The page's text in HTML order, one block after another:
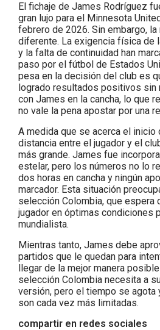
El fichaje de James Rodríguez
gran lujo para el Minnesota
febrero de 2026. Sin embargo,
diferente. La exigencia física de
y la falta de continuidad han
paso por el fútbol de Estados
pesa en la decisión del club es
logrado resultados positivos sin
con James en la cancha, lo que
no vale la pena apostar por una
A medida que se acerca el inicio
distancia entre el jugador y el
más grande. James fue
estelar, pero los números no lo
dos horas en cancha y ningún
marcador. Esta situación
selección Colombia, que espera
jugador en óptimas condiciones
mundialista.
Mientras tanto, James debe
partidos que le quedan para
llegar de la mejor manera
selección Colombia necesita a
versión, pero el tiempo se agota
son cada vez más limitadas.
compartir en redes sociales